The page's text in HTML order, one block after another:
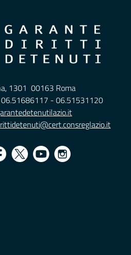
1301 00163 Roma
06.51686117 - 06.51531120